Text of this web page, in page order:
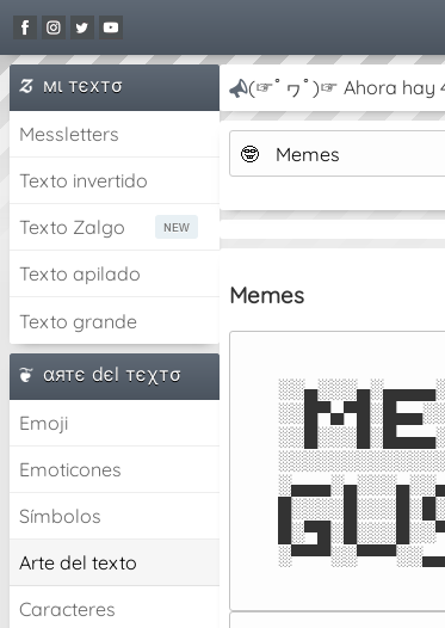
мι тєxтσ
Messletters
Texto invertido
Texto Zalgo
Texto apilado
Texto grande
αятє dєl тєχтσ
Emoji
Emoticones
Símbolos
Arte del texto
Caracteres
(☞ﾟヮﾟ)☞ Ahora hay
🤓
Memes
Memes